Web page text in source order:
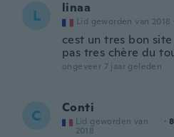
L linaa
Lid geworden van 2018
cest un tres bon
pas tres chère du
ongeveer 7 jaar geleden
C Conti
Lid geworden van
2018
·